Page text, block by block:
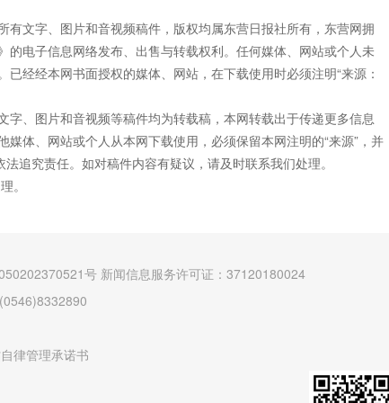
文字、图片和音视频稿件，版权均属东营日报社所有，东营网拥
电子信息网络发布、出售与转载权利。任何媒体、网站或个人未
经经本网书面授权的媒体、网站，在下载使用时必须注明“来源：
、图片和音视频等稿件均为转载稿，本网转载出于传递更多信息
体、网站或个人从本网下载使用，必须保留本网注明的“来源”，并
追究责任。如对稿件内容有疑议，请及时联系我们处理。
。
号 新闻信息服务许可证：37120180024
律管理承诺书